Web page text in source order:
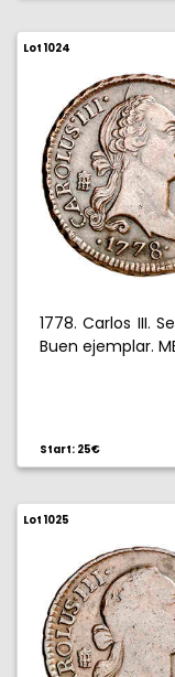
Lot 1024
1778. Carlos III.
Buen ejemplar.
Start: 25€
Lot 1025